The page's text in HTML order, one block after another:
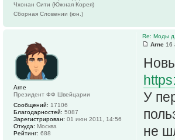
Чхонан Сити (Южная Корея)
Сборная Словении (юн.)
Re: Моды
Arne 16
У
не
Arne
Президент ФФ Швейцарии
Сообщений: 17106
Благодарностей: 5087
Зарегистрирован: 01 июн 2011, 14:56
Откуда: Москва
Рейтинг: 688